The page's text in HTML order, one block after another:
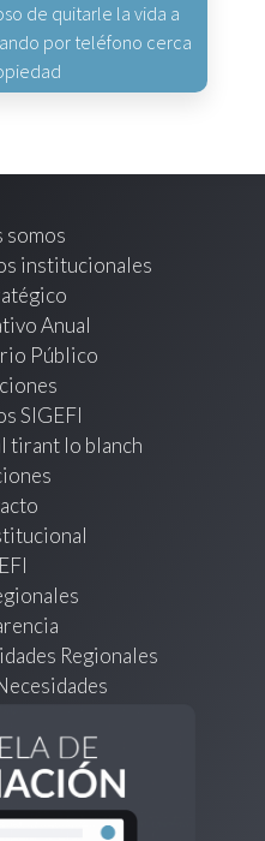
de quitarle la vida a
por teléfono cerca
somos
institucionales
Anual
Público
SIGEFI
tirant lo blanch
Regionales